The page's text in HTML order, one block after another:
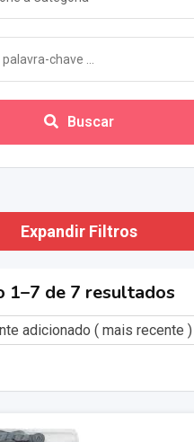
Buscar
Expandir Filtros
1–7 de 7 resultados